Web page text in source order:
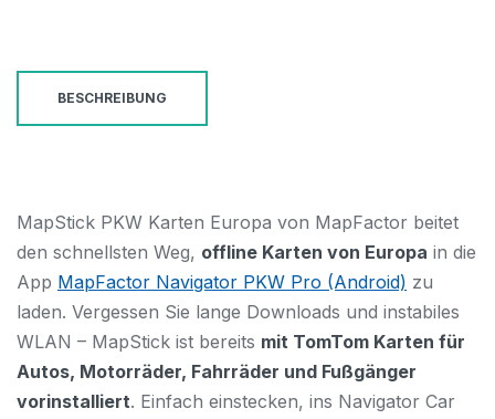
BESCHREIBUNG
MapStick PKW Karten Europa von MapFactor beitet
den schnellsten Weg, offline Karten von Europa in die
App MapFactor Navigator PKW Pro (Android) zu
laden. Vergessen Sie lange Downloads und instabiles
WLAN – MapStick ist bereits mit TomTom Karten für
Autos, Motorräder, Fahrräder und Fußgänger
vorinstalliert. Einfach einstecken, ins Navigator Car